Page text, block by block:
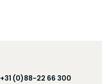
+31 (0)88-22 66 300